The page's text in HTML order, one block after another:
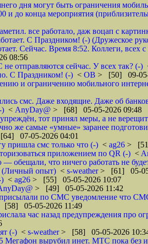
дня могут быть ограничения
и до конца мероприятия
все работало, даж воцап с
С Праздником! (-) (Дружеское
Сейчас. Время 8:52. Коллеги,
08:56
отправляются сейчас. У всех так? (-)
С Праздником! (-) < ОВ > [50] 09-05-
и ограничению мобильного
смс. Даже входящие. Даже об
) < AnyDay@ > [68] 05-05-2026 09:48
тот принял меры, а не
же самые «умные» заранее
07-05-2026 04:01
пришла смс только что (-) < ag26 >
приложением по QR (-) <
— обещали, что ничего работать не
(Личный опыт) < s-weather> [61] 05-
< ag26 > [55] 05-05-2026 10:07
> [49] 05-05-2026 11:42
по СМС уведомление что
05-05-2026 11:49
час назад предупреждения про
(-) < s-weather> [58] 05-05-2026
Мегафон вырубил инет. МТС пока без